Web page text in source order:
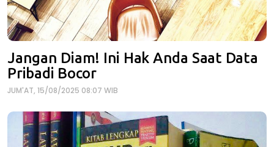
Jangan Diam! Ini Hak Anda Saat Data
Pribadi Bocor
JUM'AT, 15/08/2025 08:07 WIB